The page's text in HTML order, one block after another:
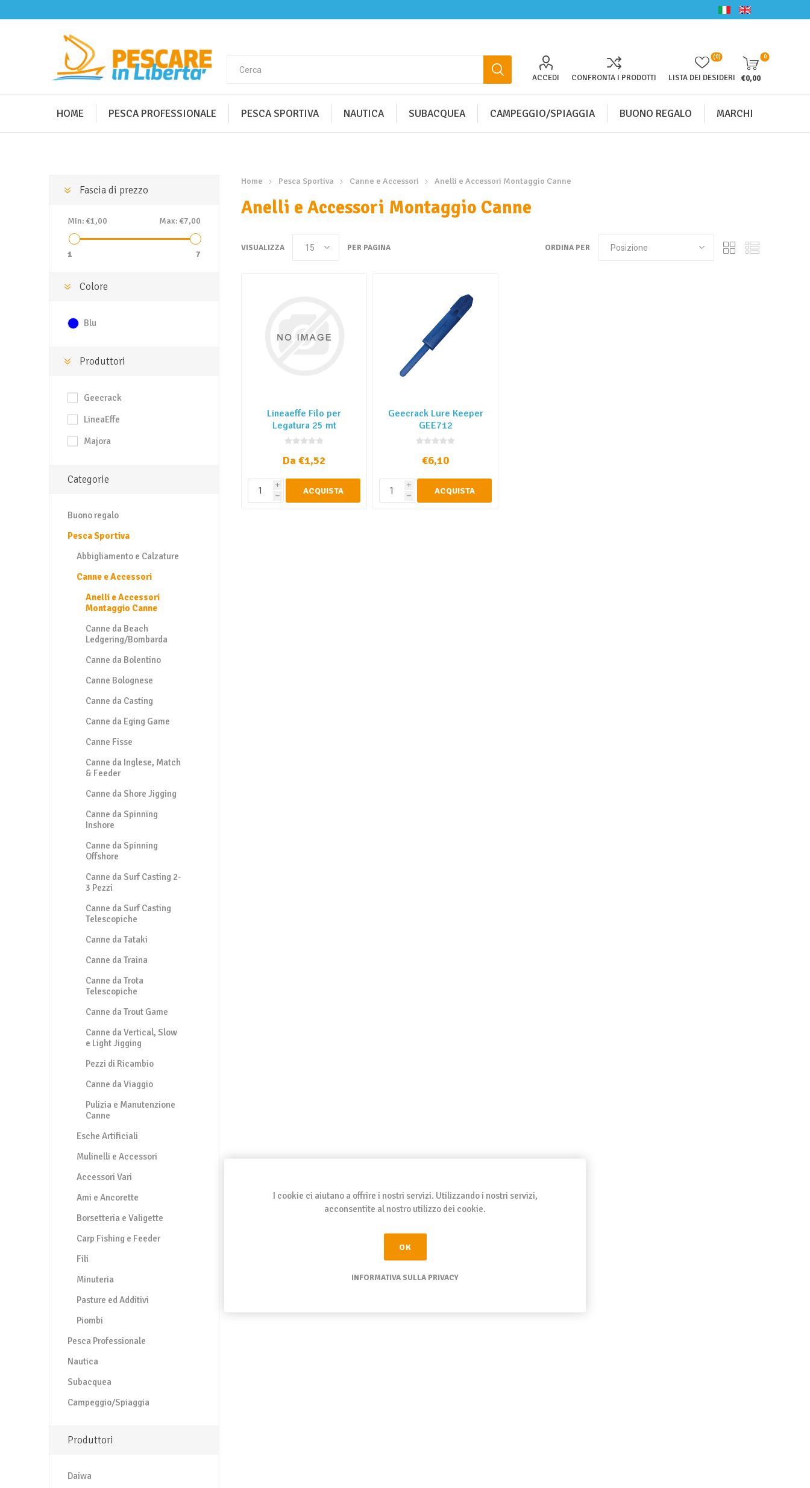
ACCEDI CONFRONTA I PRODOTTI LISTA DEI DESIDERI
(0) 0
€0,00
HOME PESCA PROFESSIONALE PESCA SPORTIVA NAUTICA SUBACQUEA CAMPEGGIO/SPIAGGIA BUONO REGALO MARCHI
Home Pesca Sportiva Canne e Accessori Anelli e Accessori Montaggio Canne
Anelli e Accessori Montaggio Canne
ORDINA PER
VISUALIZZA PER PAGINA
Lineaeffe Filo per
Legatura 25 mt
Da €1,52
i
h ACQUISTA
Geecrack Lure Keeper
GEE712
€6,10
i
h ACQUISTA
Fascia di prezzo
Min: €1,00 Max: €7,00
1 7
Colore
Blu
Produttori
Geecrack
LineaEffe
Majora
Categorie
Buono regalo
Pesca Sportiva
Abbigliamento e Calzature
Canne e Accessori
Anelli e Accessori
Montaggio Canne
Canne da Beach
Ledgering/Bombarda
Canne da Bolentino
Canne Bolognese
Canne da Casting
Canne da Eging Game
Canne Fisse
Canne da Inglese, Match
& Feeder
Canne da Shore Jigging
Canne da Spinning
Inshore
Canne da Spinning
Offshore
Canne da Surf Casting 2-
3 Pezzi
Canne da Surf Casting
Telescopiche
Canne da Tataki
Canne da Traina
Canne da Trota
Telescopiche
Canne da Trout Game
Canne da Vertical, Slow
e Light Jigging
Pezzi di Ricambio
Canne da Viaggio
Pulizia e Manutenzione
Canne
Esche Artificiali
Mulinelli e Accessori
Accessori Vari
Ami e Ancorette
Borsetteria e Valigette
Carp Fishing e Feeder
Fili
Minuteria
Pasture ed Additivi
Piombi
Pesca Professionale
Nautica
Subacquea
Campeggio/Spiaggia
Produttori
Daiwa
I cookie ci aiutano a offrire i nostri servizi. Utilizzando i nostri servizi,
acconsentite al nostro utilizzo dei cookie.
OK
INFORMATIVA SULLA PRIVACY